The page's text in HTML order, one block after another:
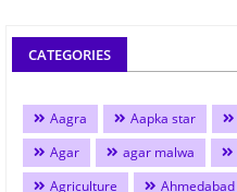
CATEGORIES
Aagra Aapka star
Agar
agar malwa
Agriculture
Ahmedabad